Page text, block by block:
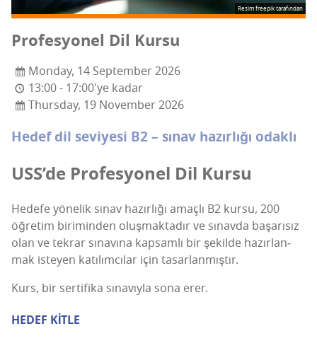
Resim freepik tarafından
Pro­fes­yo­nel Dil Kursu
Monday, 14 September 2026
13:00 - 17:00'ye kadar
Thursday, 19 November 2026
Hedef dil sevi­ye­si B2 – sınav hazır­lı­ğı odaklı
USS’de Pro­fes­yo­nel Dil Kursu
Hede­fe yöne­lik sınav hazır­lı­ğı amaç­lı B2 kur­su, 200
öğre­tim biri­min­den oluş­mak­ta­dır ve sınav­da başa­rı­sız
olan ve tek­rar sına­vı­na kap­sam­lı bir şekil­de hazır­lan­
mak iste­yen katı­lım­cı­lar için tasarlanmıştır.
Kurs, bir ser­ti­fi­ka sına­vıy­la sona erer.
HEDEF KİTLE